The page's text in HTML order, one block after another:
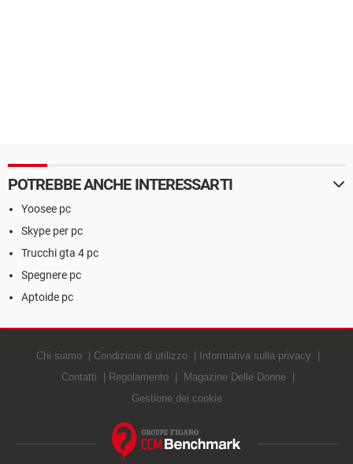
POTREBBE ANCHE INTERESSARTI
Yoosee pc
Skype per pc
Trucchi gta 4 pc
Spegnere pc
Aptoide pc
Chi siamo Condizioni di utilizzo
Informativa sulla privacy
Contatti
Regolamento
Magazine Delle Donne
Gestione dei cookie